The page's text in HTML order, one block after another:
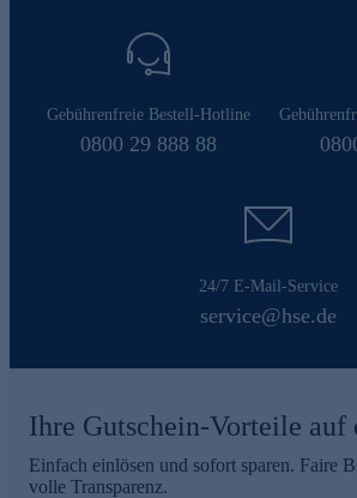
Gebührenfreie Bestell-Hotline
0800 29 888 88
24/7 E-Mail-Service
service@hse.de
Ihre Gutschein-Vorteile
Einfach einlösen und sofort sparen. Faire
volle Transparenz.